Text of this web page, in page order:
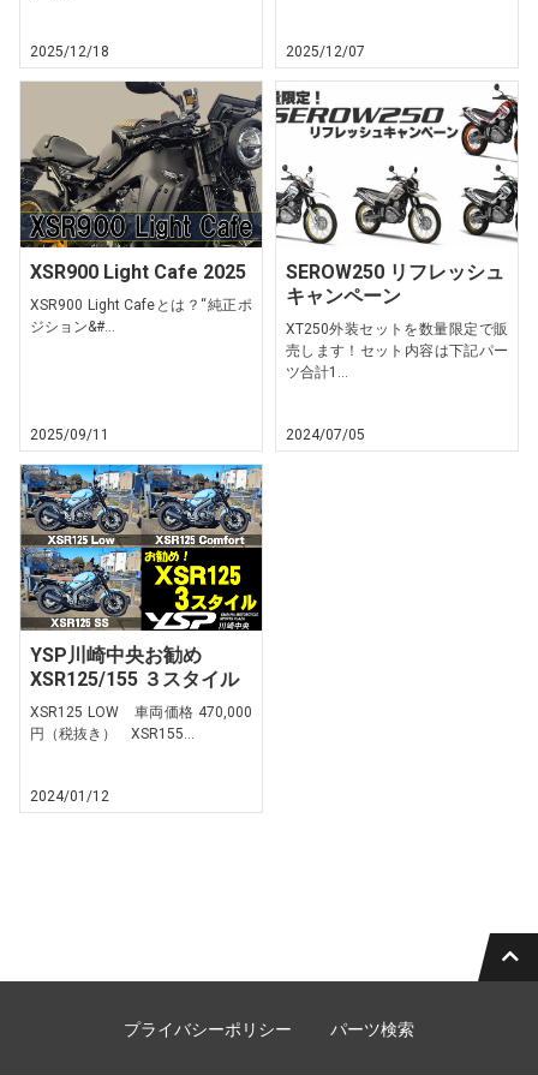
2025/12/18 2025/12/07
XSR900 Light Cafe 2025
XSR900 Light Cafeとは？“純正ポ
ジション&#...
2025/09/11
SEROW250 リフレッシュ
キャンペーン
XT250外装セットを数量限定で販
売します！セット内容は下記パー
ツ合計1...
2024/07/05
YSP川崎中央お勧め
XSR125/155 ３スタイル
XSR125 LOW 車両価格 470,000
円（税抜き） XSR155...
2024/01/12
プライバシーポリシー パーツ検索